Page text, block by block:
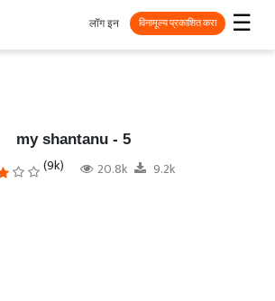
☰
लॉग इन विनामूल्य प्रकाशित करा
my shantanu - 5
(9k) 20.8k 9.2k